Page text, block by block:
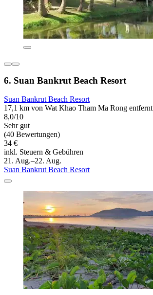
6. Suan Bankrut Beach Resort
Suan Bankrut Beach Resort
17,1 km von Wat Khao Tham Ma Rong entfernt
8,0/10
Sehr gut
(40 Bewertungen)
34 €
inkl. Steuern & Gebühren
21. Aug.–22. Aug.
Suan Bankrut Beach Resort